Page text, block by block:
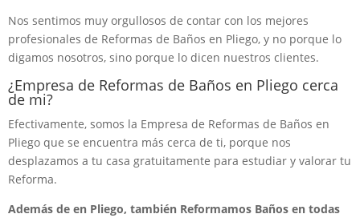
Nos sentimos muy orgullosos de contar con los mejores
profesionales de Reformas de Baños en Pliego, y no porque lo
digamos nosotros, sino porque lo dicen nuestros clientes.
¿Empresa de Reformas de Baños en Pliego cerca
de mi?
Efectivamente, somos la Empresa de Reformas de Baños en
Pliego que se encuentra más cerca de ti, porque nos
desplazamos a tu casa gratuitamente para estudiar y valorar tu
Reforma.
Además de en Pliego, también Reformamos Baños en todas